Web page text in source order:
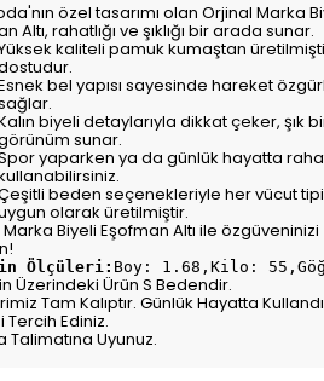
özel tasarımı olan Orjinal Marka
Altı, rahatlığı ve şıklığı bir arada sunar.
kaliteli pamuk kumaştan
bel yapısı sayesinde hareket
biyeli detaylarıyla dikkat çeker, şık
sunar.
yaparken ya da günlük hayatta
beden seçenekleriyle her vücut
olarak üretilmiştir.
Biyeli Eşofman Altı ile özgüveninizi
Ölçüleri: Boy: 1.68,Kilo:
Üzerindeki Ürün S Bedendir.
Tam Kalıptır. Günlük Hayatta
Tercih Ediniz.
Talimatına Uyunuz.